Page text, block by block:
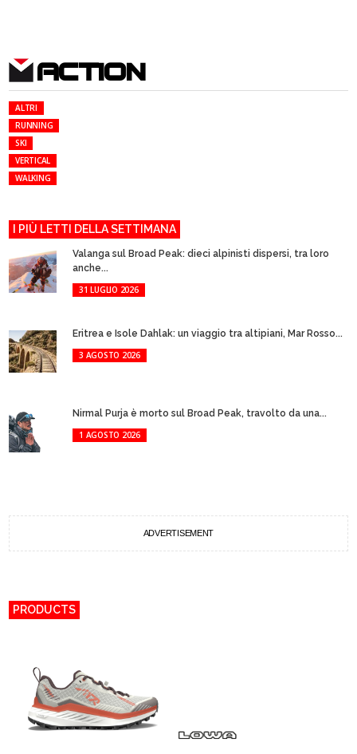
ACTION
ALTRI
RUNNING
SKI
VERTICAL
WALKING
I PIÙ LETTI DELLA SETTIMANA
Valanga sul Broad Peak: dieci alpinisti dispersi, tra loro
anche...
31 LUGLIO 2026
Eritrea e Isole Dahlak: un viaggio tra altipiani, Mar Rosso...
3 AGOSTO 2026
Nirmal Purja è morto sul Broad Peak, travolto da una...
1 AGOSTO 2026
ADVERTISEMENT
PRODUCTS